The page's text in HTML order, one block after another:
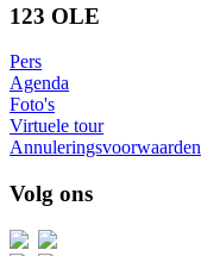
123 OLE
Pers
Agenda
Foto's
Virtuele tour
Annuleringsvoorwaarden
Volg ons